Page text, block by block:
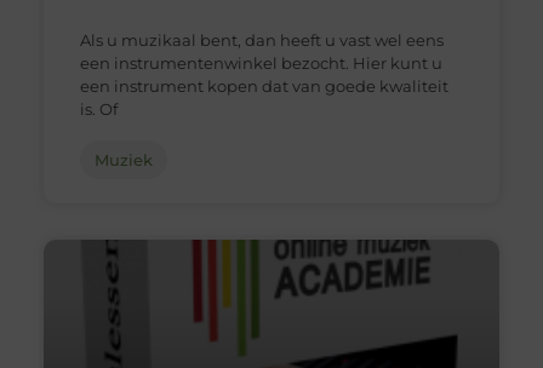
Als u muzikaal bent, dan heeft u vast wel eens
een instrumentenwinkel bezocht. Hier kunt u
een instrument kopen dat van goede kwaliteit
is. Of
Muziek